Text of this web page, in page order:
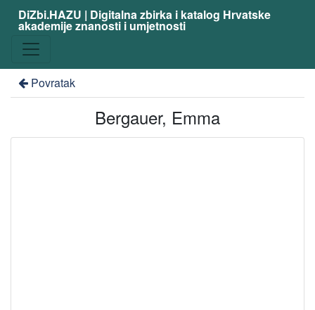
DiZbi.HAZU | Digitalna zbirka i katalog Hrvatske
akademije znanosti i umjetnosti
Povratak
Bergauer, Emma